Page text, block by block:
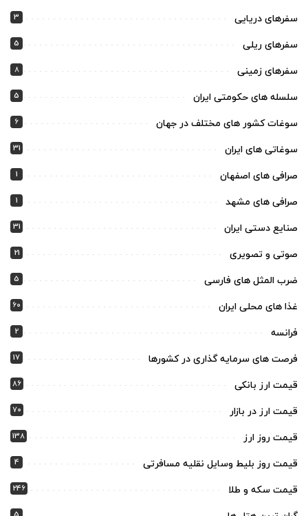
سفرهای دریایی 3
سفرهای ریلی 5
سفرهای زمینی 8
سلسله های حکومتی ایران 5
سوغات کشور های مختلف در جهان 6
سوغاتی های ایران 31
صرافی های اصفهان 1
صرافی های مشهد 1
صنایع دستی ایران 31
صوتی و تصویری 21
ضرب المثل های فارسی 5
غذا های محلی ایران 60
فرانسه 2
فرصت های سرمایه گذاری در کشورها 17
قیمت ارز بانکی 86
قیمت ارز در بازار 70
قیمت روز ارز 138
قیمت روز بلیط وسایل نقلیه مسافرتی 4
قیمت سکه و طلا 246